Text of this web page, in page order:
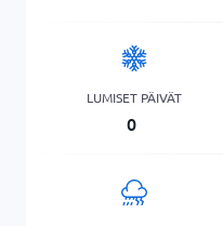
LUMISET PÄIVÄT
0